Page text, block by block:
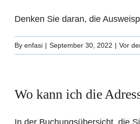
Denken Sie daran, die
By enfasi | September 30, 2022 | Vor
Wo kann ich die
In der Buchungsübersicht, die